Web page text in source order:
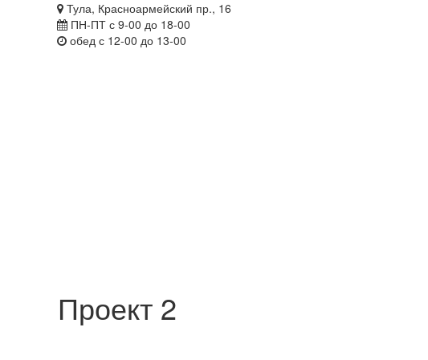
Тула, Красноармейский пр., 16
ПН-ПТ с 9-00 до 18-00
обед с 12-00 до 13-00
Проект 2